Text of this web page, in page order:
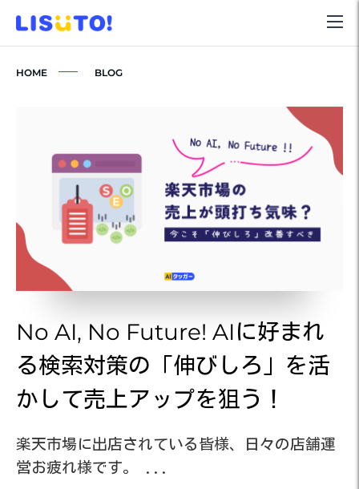
HOME BLOG
No AI, No Future! AIに好まれ
る検索対策の「伸びしろ」を活
かして売上アップを狙う！
楽天市場に出店されている皆様、日々の店舗運
営お疲れ様です。 ...